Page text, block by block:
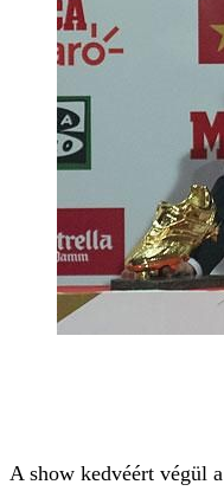
A show kedvéért végül